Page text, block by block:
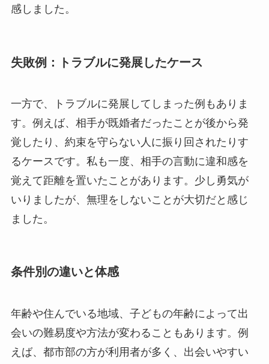
感しました。
失敗例：トラブルに発展したケース
一方で、トラブルに発展してしまった例もありま
す。例えば、相手が既婚者だったことが後から発
覚したり、約束を守らない人に振り回されたりす
るケースです。私も一度、相手の言動に違和感を
覚えて距離を置いたことがあります。少し勇気が
いりましたが、無理をしないことが大切だと感じ
ました。
条件別の違いと体感
年齢や住んでいる地域、子どもの年齢によって出
会いの難易度や方法が変わることもあります。例
えば、都市部の方が利用者が多く、出会いやすい